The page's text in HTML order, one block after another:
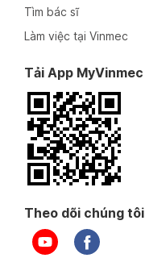
Tìm bác sĩ
Làm việc tại Vinmec
Tải App MyVinmec
Theo dõi chúng tôi